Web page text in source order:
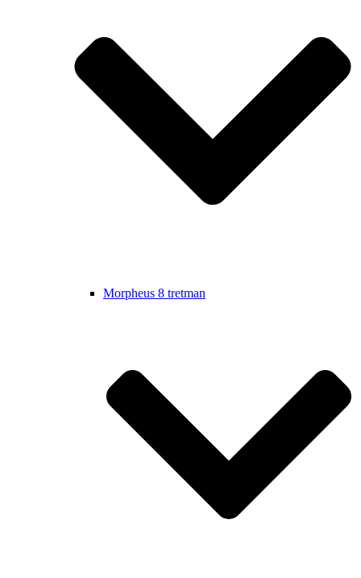
Morpheus 8 tretman